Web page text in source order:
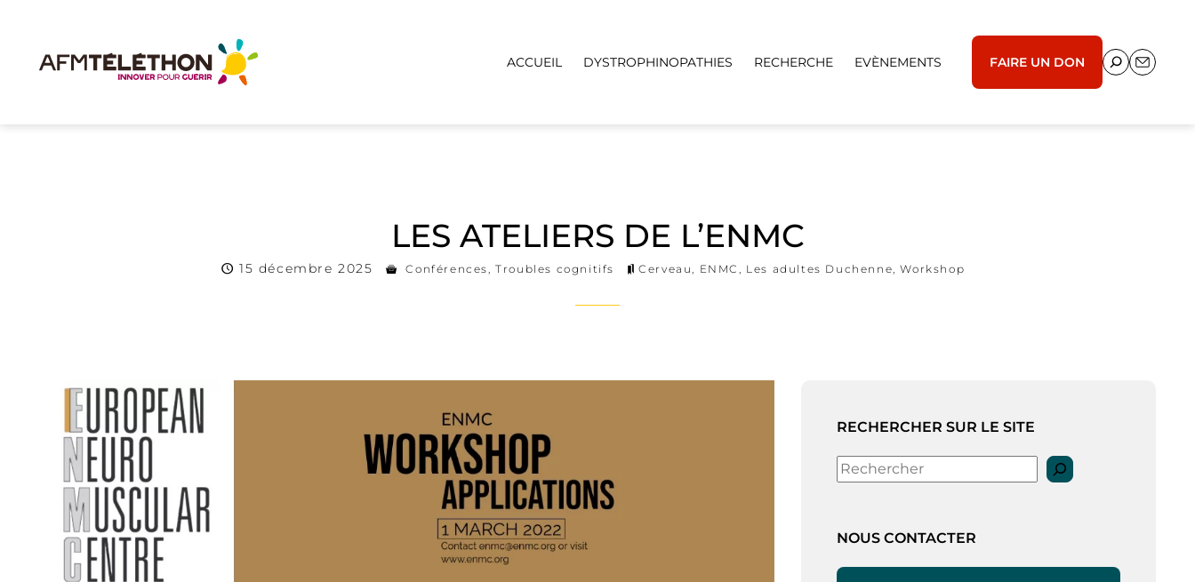
ACCUEIL DYSTROPHINOPATHIES RECHERCHE EVÈNEMENTS FAIRE UN DON
LES ATELIERS DE L’ENMC
15 décembre 2025 Conférences,Troubles cognitifs Cerveau, ENMC, Les adultes Duchenne,Workshop
RECHERCHER SUR LE SITE
Rechercher
NOUS CONTACTER